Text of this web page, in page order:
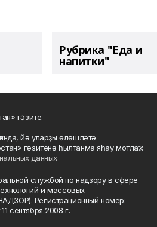
Рубрика "Еда и
напитки"
гәзите.
йә уларҙы өлөшләтә
гәзитенә һылтанма яһау мотлаҡ.
данных
службой по надзору в сфере
и массовых
Регистрационный номер:
сентября 2008 г.